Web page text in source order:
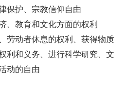
保护、宗教信仰自由
教育和文化方面的权利
动者休息的权利、获得物质
利和义务、进行科学研究、文
动的自由